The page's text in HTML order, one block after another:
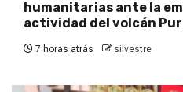
humanitarias ante la
actividad del volcán
7 horas atrás silvestre